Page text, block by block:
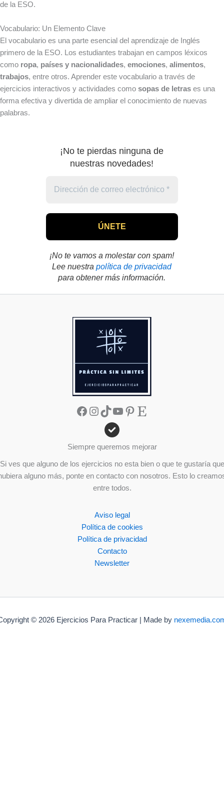
de la ESO.
Vocabulario: Un Elemento Clave
El vocabulario es una parte esencial del aprendizaje de Inglés
primero de la ESO. Los estudiantes trabajan en campos léxicos
como ropa, países y nacionalidades, emociones, alimentos,
trabajos, entre otros. Aprender este vocabulario a través de
ejercicios interactivos y actividades como sopas de letras es una
forma efectiva y divertida de ampliar el conocimiento de nuevas
palabras.
¡No te pierdas ninguna de
nuestras novedades!
¡No te vamos a molestar con spam!
Lee nuestrapolítica de privacidad
para obtener más información.
Facebook
Instagram
TikTok
YouTube
Pinterest
Etsy
Siempre queremos mejorar
Si ves que alguno de los ejercicios no esta bien o que te gustaría que
alguno más, ponte en contacto con nosotros. Esto lo
entre todos.
Aviso legal
Política de cookies
Política de privacidad
Contacto
Newsletter
© 2026 Ejercicios Para Practicar | Made by